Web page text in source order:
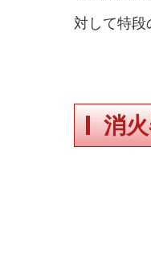
対して特段
消